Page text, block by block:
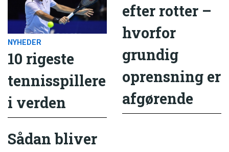
NYHEDER
10 rigeste
tennisspillere
i verden
efter rotter –
hvorfor
grundig
oprensning er
afgørende
Sådan bliver